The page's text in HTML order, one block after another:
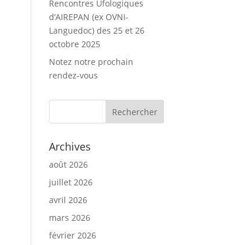
Rencontres Ufologiques
d’AIREPAN (ex OVNI-
Languedoc) des 25 et 26
octobre 2025
Notez notre prochain
rendez-vous
Archives
août 2026
juillet 2026
avril 2026
mars 2026
février 2026